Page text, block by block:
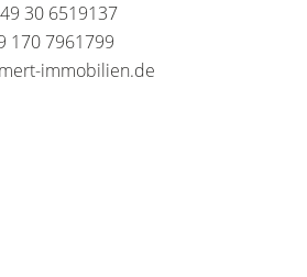
30 6519137
170 7961799
immobilien.de